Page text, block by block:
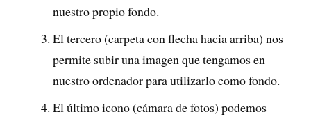
nuestro propio fondo.
El tercero (carpeta con flecha hacia arriba) nos
permite subir una imagen que tengamos en
nuestro ordenador para utilizarlo como fondo.
El último icono (cámara de fotos) podemos